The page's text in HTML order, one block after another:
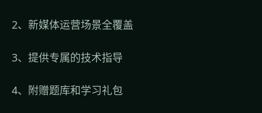
2、新媒体运营场景全覆盖
3、提供专属的技术指导
4、附赠题库和学习礼包